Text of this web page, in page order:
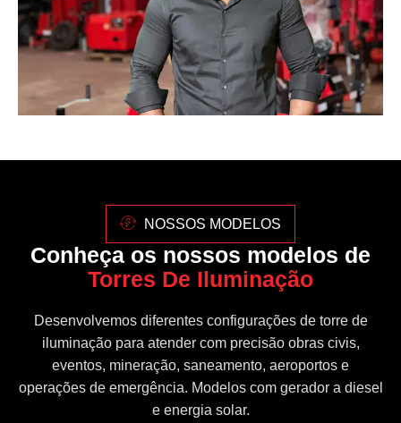
NOSSOS MODELOS
Conheça os nossos modelos de
Torres De Iluminação
Desenvolvemos diferentes configurações de torre de
iluminação para atender com precisão obras civis,
eventos, mineração, saneamento, aeroportos e
operações de emergência. Modelos com gerador a diesel
e energia solar.